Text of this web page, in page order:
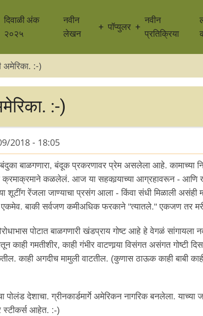
दिवाळी अंक
२०२५
नवीन
लेखन
पॉप्युलर
नवीन
प्रतिक्रिया
अमेरिका. :-)
:-)
2018 - 18:05
बाळगणारा, बंदूक प्रकरणावर प्रेम असलेला आहे. कामाच्या
क्रमाक्रमाने कळलेलं. आज या सहकार्‍याच्या आग्रहावरून -
रेंजला जाण्याचा प्रसंग आला - किंवा संधी मिळाली असंही
बाकी सर्वजण कमीअधिक फरकाने "त्यातले." एकजण तर
पोटात बाळगणारी खंडप्राय गोष्ट आहे हे वेगळं सांगायला
काही गमतीशीर, काही गंभीर वाटणार्‍या विसंगत असंगत गोष्टी
काही अगदीच मामुली वाटतील. (कुणास ठाऊक काही बाबी
देशाचा. ग्रीनकार्डमार्गे अमेरिकन नागरिक बनलेला. याच्या
आहेत. :-)